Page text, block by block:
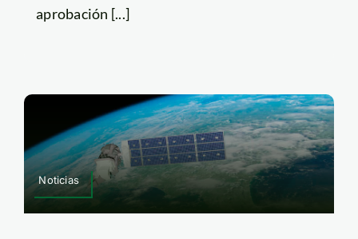
aprobación [...]
Noticias